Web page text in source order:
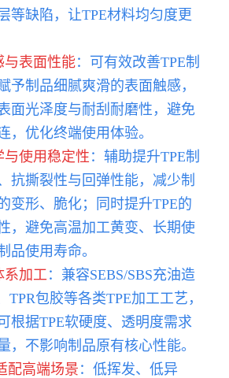
等缺陷，让TPE材料均匀度更
与表面性能：可有效改善TPE制
予制品细腻爽滑的表面触感，
面光泽度与耐刮耐磨性，避免
，优化终端使用体验。
与使用稳定性 ：辅助提升TPE制
抗撕裂性与回弹性能，减少制
变形、脆化；同时提升TPE的
，避免高温加工黄变、长期使
品使用寿命。
系加工 ：兼容SEBS/SBS充油造
TPR包胶等各类TPE加工工艺，
根据TPE软硬度、透明度需求
，不影响制品原有核心性能。
配高端场景 ：低挥发、低异